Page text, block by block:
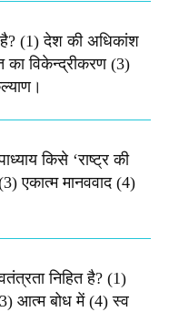
है? (1) देश की अधिकांश
का विकेन्द्रीकरण (3)
किसे ‘राष्ट्र की
एकात्म मानववाद (4)
निहित है? (1)
आत्म बोध में (4) स्व